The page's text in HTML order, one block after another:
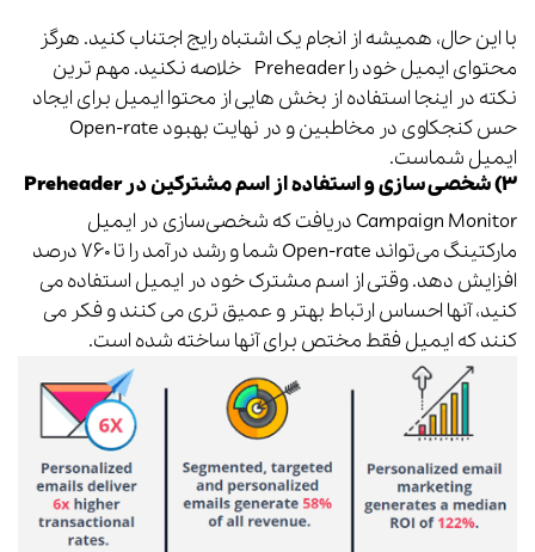
با این حال، همیشه از انجام یک اشتباه رایج اجتناب کنید. هرگز
محتوای ایمیل خود را Preheader‌ خلاصه نکنید. مهم ترین
نکته در اینجا استفاده از بخش هایی از محتوا ایمیل برای ایجاد
حس کنجکاوی در مخاطبین و در نهایت بهبود Open-rate
ایمیل شماست.
۳) شخصی سازی و استفاده از اسم مشترکین در Preheader‌
Campaign Monitor دریافت که شخصی‌سازی در ایمیل
مارکتینگ می‌تواند Open-rate شما و رشد درآمد را تا ۷۶۰ درصد
افزایش دهد. وقتی از اسم مشترک خود در ایمیل استفاده می
کنید، آنها احساس ارتباط بهتر و عمیق تری می کنند و فکر می
کنند که ایمیل فقط مختص برای آنها ساخته شده است.